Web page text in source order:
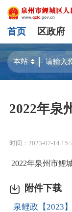
首页 区政府
2022年泉
时间：2023-07-14
2022年泉州市鲤
附件下载
泉鲤政【2023